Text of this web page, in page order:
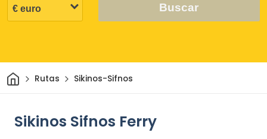
Buscar
InicioRutas Sikinos-Sifnos
Sikinos Sifnos Ferry